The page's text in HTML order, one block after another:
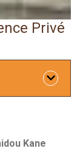
Privé
Kane